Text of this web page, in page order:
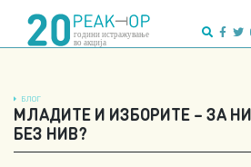
content
БЛОГ
МЛАДИТЕ И ИЗБОРИТЕ – ЗА
БЕЗ НИВ?